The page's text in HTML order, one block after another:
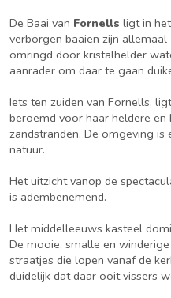
De Baai van Fornells ligt in
verborgen baaien zijn allemaal
omringd door kristalhelder
aanrader om daar te gaan
Iets ten zuiden van Fornells,
beroemd voor haar heldere en
zandstranden. De omgeving
natuur.
Het uitzicht vanop de
is adembenemend.
Het middelleeuws kasteel
De mooie, smalle en winderige
straatjes die lopen vanaf de
duidelijk dat daar ooit vissers